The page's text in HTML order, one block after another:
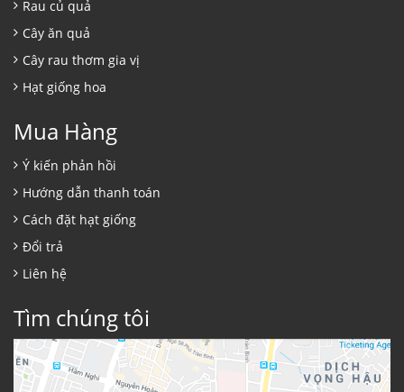
Rau củ quả
Cây ăn quả
Cây rau thơm gia vị
Hạt giống hoa
Mua Hàng
Ý kiến phản hồi
Hướng dẫn thanh toán
Cách đặt hạt giống
Đổi trả
Liên hệ
Tìm chúng tôi